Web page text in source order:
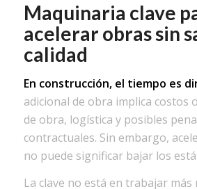
Maquinaria clave
acelerar obras sin
calidad
En construcción, el tiempo es
adicional de obra implica costos
de obra, logística y posibles
contractuales. Sin embargo,
no puede significar bajar los
La clave no está en trabajar